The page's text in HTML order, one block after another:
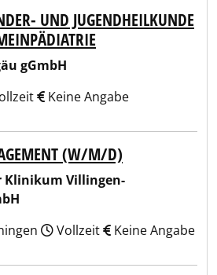
UND JUGENDHEILKUNDE
gGmbH
Keine Angabe
(W/M/D)
Klinikum Villingen-
Vollzeit Keine Angabe